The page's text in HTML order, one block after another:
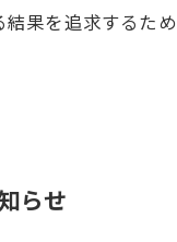
果を追求するた
らせ